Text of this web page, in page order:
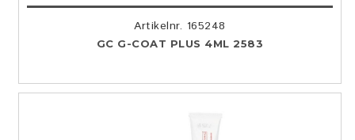
Artikelnr. 165248
GC G-COAT PLUS 4ML 2583